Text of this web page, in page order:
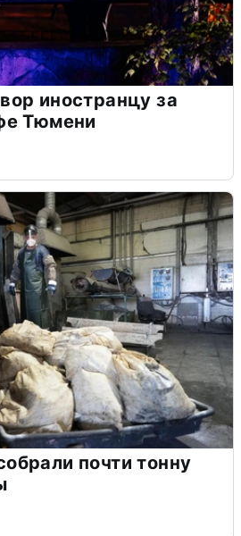
иностранцу за
Тюмени
почти тонну